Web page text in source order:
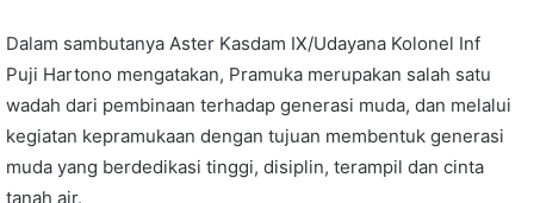
Dalam sambutanya Aster Kasdam IX/Udayana Kolonel Inf
Puji Hartono mengatakan, Pramuka merupakan salah satu
wadah dari pembinaan terhadap generasi muda, dan melalui
kegiatan kepramukaan dengan tujuan membentuk generasi
muda yang berdedikasi tinggi, disiplin, terampil dan cinta
tanah air.